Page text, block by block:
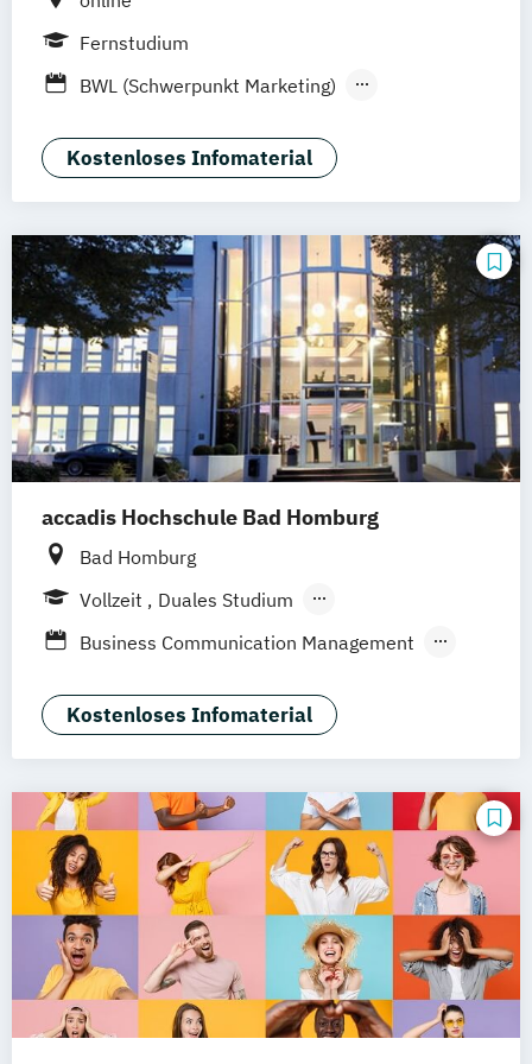
Fernstudium
BWL (Schwerpunkt Marketing)
Online Marketing
Kostenloses Infomaterial
accadis Hochschule Bad Homburg
Bad Homburg
Vollzeit
Duales Studium
Berufsbegleitendes Präsenzstudium
Business Communication Management
International Marketing Management
Marketing and Event Management
Kostenloses Infomaterial